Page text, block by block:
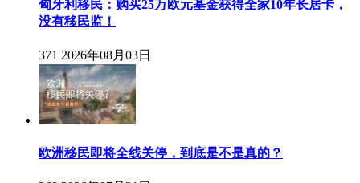
匈牙利移民：购买25万欧元基金获得全家10年长居卡，
没有移民监！
371 2026年08月03日
欧洲移民即将全线关停，到底是不是真的？